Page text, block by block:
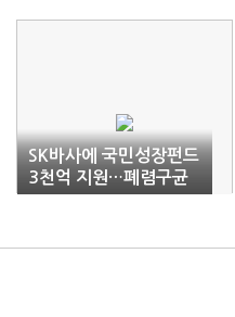
SK바사에 국민성장펀드
3천억 지원…폐렴구균
백신 개발 박차